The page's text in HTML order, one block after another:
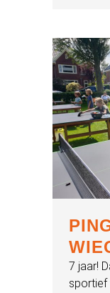
7 jaar!
sportief